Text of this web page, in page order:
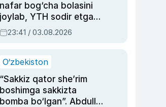
nafar bog‘cha bolasini
joylab, YTH sodir etgan
ayolga sud hukmi o‘qildi
23:41 / 03.08.2026
O‘zbekiston
“Sakkiz qator she’rim
boshimga sakkizta
bomba bo‘lgan”. Abdulla